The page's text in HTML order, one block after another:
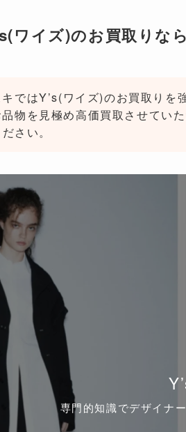
ワイズ)のお買取りな
ではY’s(ワイズ)のお買取り
物を見極め高価買取させてい
さい。
専門的知識でデザイナ